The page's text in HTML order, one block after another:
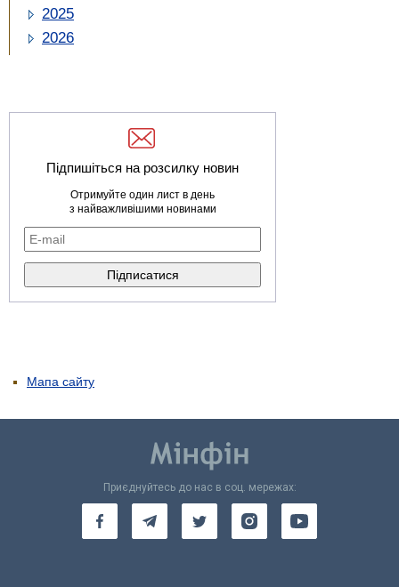
2025
2026
Підпишіться на розсилку новин
Отримуйте один лист в день
з найважливішими новинами
Мапа сайту
Приєднуйтесь до нас в соц. мережах: